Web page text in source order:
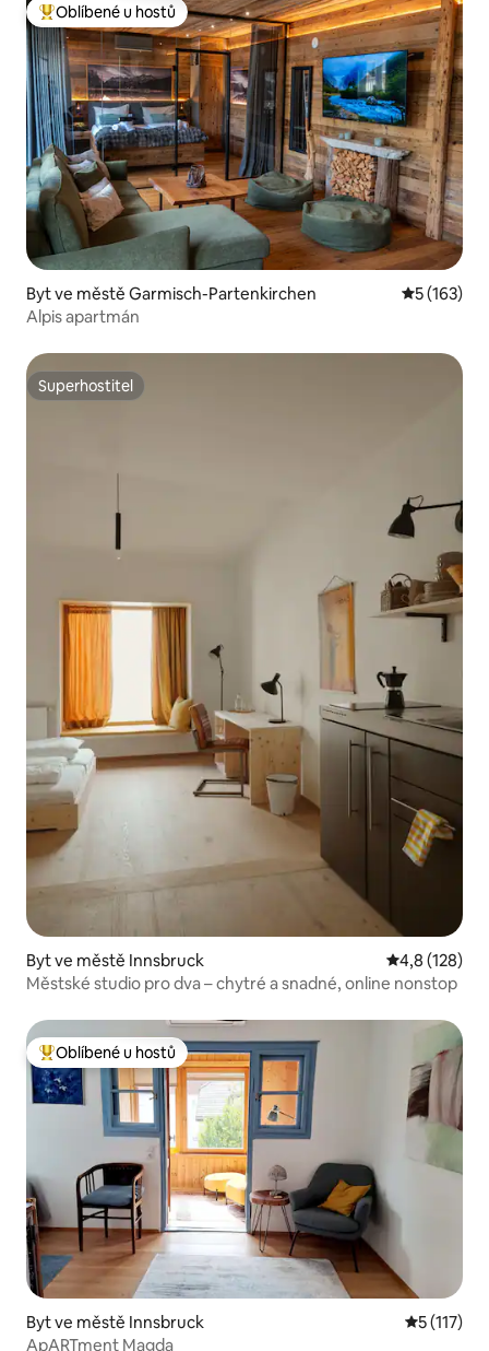
Nejlepší v kategorii Oblíbené u hostů
Oblíbené u hostů
Byt ve městě Garmisch-Partenkirchen Průměrné
5 (163)
Alpis apartmán
Superhostitel
Superhostitel
Byt ve městě Innsbruck Průměrné
4,8 (128)
Městské studio pro dva – chytré a snadné, online nonstop
Nejlepší v kategorii Oblíbené u hostů
Oblíbené u hostů
Byt ve městě Innsbruck Průměrné
5 (117)
ApARTment Magda